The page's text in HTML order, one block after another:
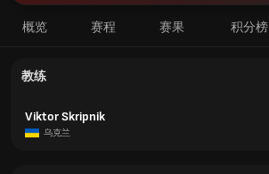
概览 赛程 赛果 积分榜
教练
Viktor Skripnik
乌克兰